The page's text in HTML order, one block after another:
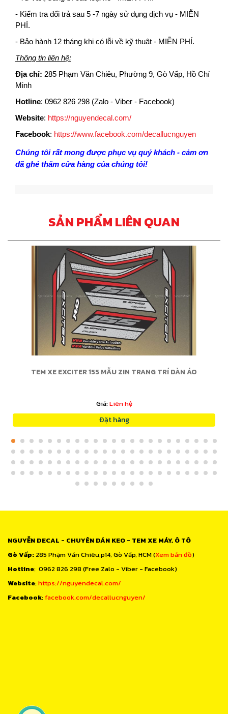
- Kiểm tra đổi trả sau 5 -7 ngày sử dụng dịch vụ - MIỄN
PHÍ.
- Bảo hành 12 tháng khi có lỗi về kỹ thuật - MIỄN PHÍ.
Thông tin liên hệ:
Địa chỉ: 285 Phạm Văn Chiêu, Phường 9, Gò Vấp, Hồ Chí
Minh
Hotline: 0962 826 298 (Zalo - Viber - Facebook)
Website: https://nguyendecal.com/
Facebook: https://www.facebook.com/decallucnguyen
Chúng tôi rất mong được phục vụ quý khách - cảm ơn
đã ghé thăm cửa hàng của chúng tôi!
SẢN PHẨM LIÊN QUAN
TEM XE EXCITER 155 MẪU ZIN TRANG TRÍ DÀN ÁO
Giá:Liên hệ
Đặt hàng
NGUYỄN DECAL - CHUYÊN DÁN KEO - TEM XE MÁY, Ô TÔ
Gò Vấp: 285 Phạm Văn Chiêu,p14, Gò Vấp, HCM (Xem bản đồ)
Hotline: 0962 826 298 (Free Zalo - Viber - Facebook)
Website:https://nguyendecal.com/
Facebook: facebook.com/decallucnguyen/